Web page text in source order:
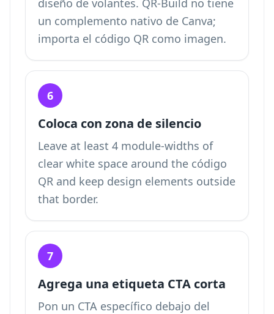
diseño de volantes. QR-Build no tiene
un complemento nativo de Canva;
importa el código QR como imagen.
6
Coloca con zona de silencio
Leave at least 4 module-widths of
clear white space around the código
QR and keep design elements outside
that border.
7
Agrega una etiqueta CTA corta
Pon un CTA específico debajo del